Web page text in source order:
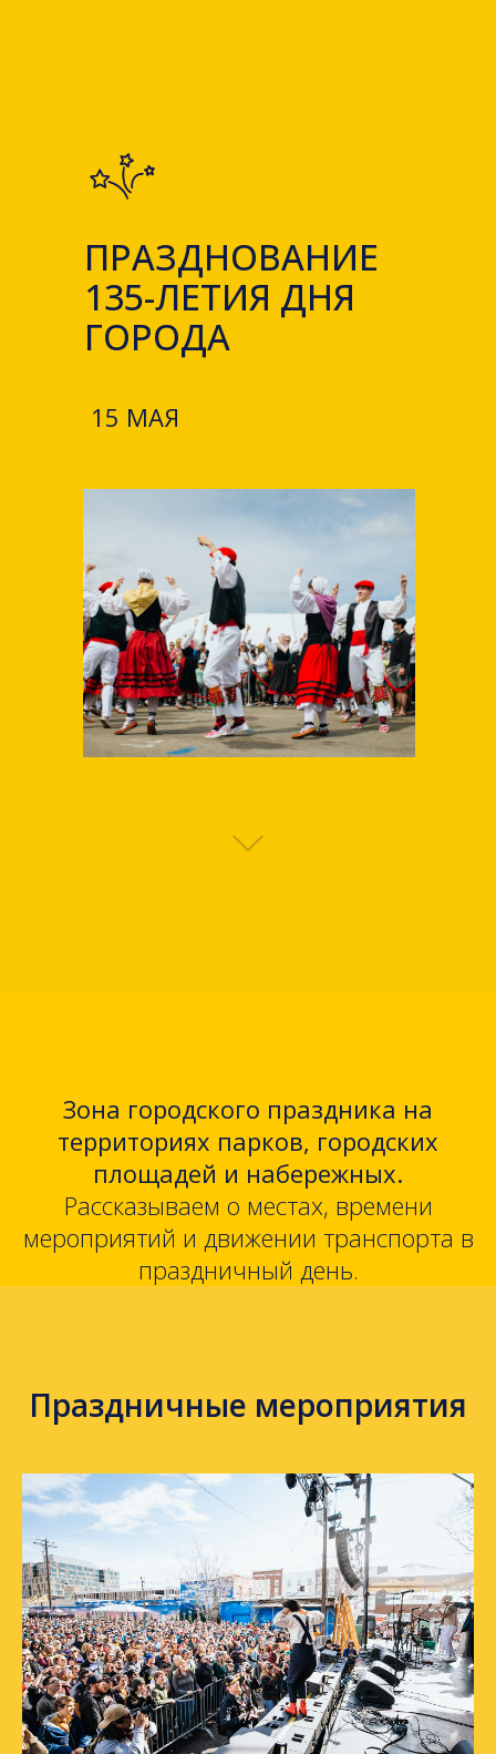
15 МАЯ
ПРАЗДНОВАНИЕ
135-ЛЕТИЯ ДНЯ
ГОРОДА
Зона городского праздника на
территориях парков, городских
площадей и набережных.
Рассказываем о местах, времени
мероприятий и движении транспорта в
праздничный день.
Праздничные мероприятия